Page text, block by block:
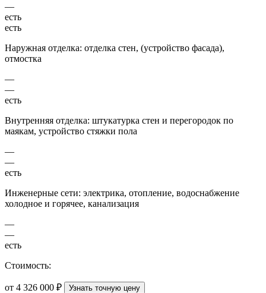
—
есть
есть
Наружная отделка: отделка стен, (устройство фасада),
отмостка
—
—
есть
Внутренняя отделка: штукатурка стен и перегородок по
маякам, устройство стяжки пола
—
—
есть
Инженерные сети: электрика, отопление, водоснабжение
холодное и горячее, канализация
—
—
есть
Стоимость:
от 4 326 000 ₽ Узнать точную цену